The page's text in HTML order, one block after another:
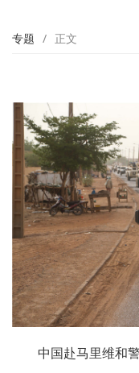
专题 / 正文
中国赴马里维和